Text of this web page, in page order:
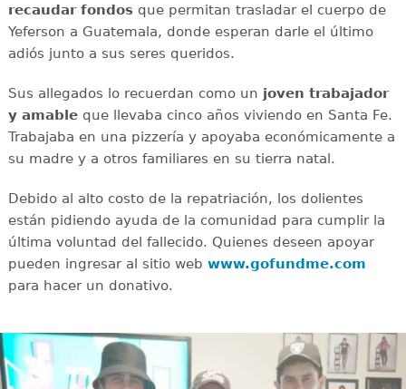
recaudar fondosque permitan trasladar el cuerpo de
Yeferson a Guatemala, donde esperan darle el último
adiós junto a sus seres queridos.
Sus allegados lo recuerdan como un joven trabajador
y amableque llevaba cinco años viviendo en Santa Fe.
Trabajaba en una pizzería y apoyaba económicamente a
su madre y a otros familiares en su tierra natal.
Debido al alto costo de la repatriación, los dolientes
están pidiendo ayuda de la comunidad para cumplir la
última voluntad del fallecido. Quienes deseen apoyar
pueden ingresar al sitio web www.gofundme.com
para hacer un donativo.